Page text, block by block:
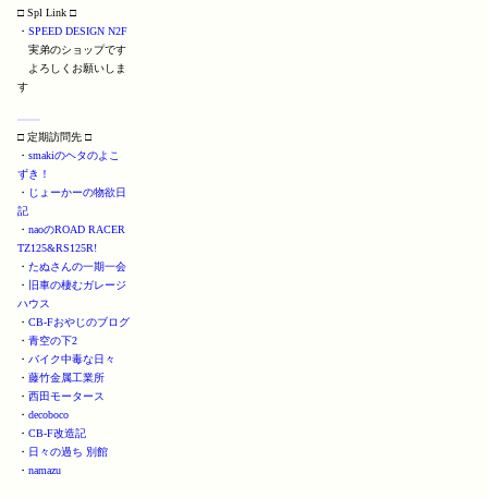
□ Spl Link □
・ SPEED DESIGN N2F
実弟のショップです
よろしくお願いしま
す
□ 定期訪問先 □
・ smakiのヘタのよこ
ずき！
・ じょーかーの物欲日
記
・ naoのROAD RACER
TZ125&RS125R!
・ たぬさんの一期一会
・
旧車の棲むガレージ
ハウス
・ CB-Fおやじのブログ
・ 青空の下2
・ バイク中毒な日々
・ 藤竹金属工業所
・ 西田モータース
・ decoboco
・ CB-F改造記
・ 日々の過ち 別館
・ namazu